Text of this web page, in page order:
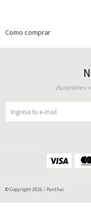
Como comprar
¡Suscribite y
© Copyright 2026 / Panthai